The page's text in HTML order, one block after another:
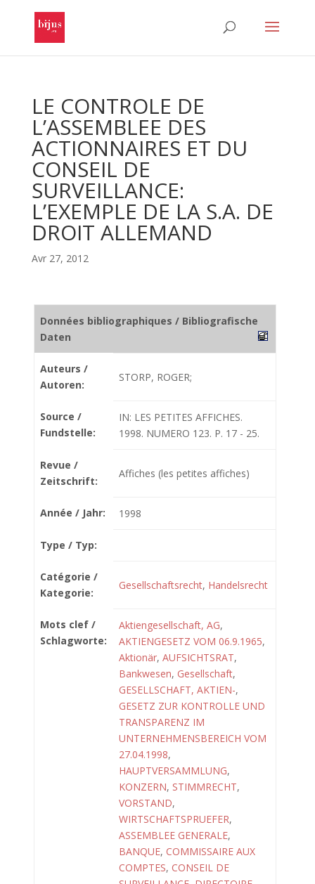
LE CONTROLE DE
L’ASSEMBLEE DES
ACTIONNAIRES ET DU
CONSEIL DE
SURVEILLANCE:
L’EXEMPLE DE LA S.A. DE
DROIT ALLEMAND
Avr 27, 2012
Données bibliographiques / Bibliografische
Daten
Auteurs /
Autoren:
STORP, ROGER;
Source /
Fundstelle:
IN: LES PETITES AFFICHES.
1998. NUMERO 123. P. 17 - 25.
Revue /
Zeitschrift:
Affiches (les petites affiches)
Année / Jahr: 1998
Type / Typ:
Catégorie /
Kategorie:
Gesellschaftsrecht, Handelsrecht
Mots clef /
Schlagworte:
Aktiengesellschaft, AG,
AKTIENGESETZ VOM 06.9.1965,
Aktionär, AUFSICHTSRAT,
Bankwesen, Gesellschaft,
GESELLSCHAFT, AKTIEN-,
GESETZ ZUR KONTROLLE UND
TRANSPARENZ IM
UNTERNEHMENSBEREICH VOM
27.04.1998,
HAUPTVERSAMMLUNG,
KONZERN, STIMMRECHT,
VORSTAND,
WIRTSCHAFTSPRUEFER,
ASSEMBLEE GENERALE,
BANQUE, COMMISSAIRE AUX
COMPTES, CONSEIL DE